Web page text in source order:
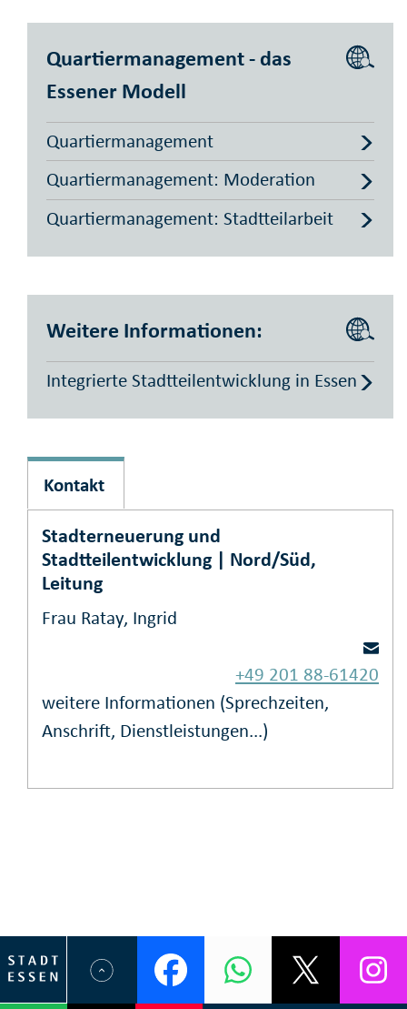
Quartiermanagement - das
Essener Modell
Quartiermanagement
Quartiermanagement: Moderation
Quartiermanagement: Stadtteilarbeit
Weitere Informationen:
Integrierte Stadtteilentwicklung in Essen
Kontakt
Stadterneuerung und
Stadtteilentwicklung | Nord/Süd,
Leitung
Frau Ratay, Ingrid
+49 201 88-61420
weitere Informationen (Sprechzeiten,
Anschrift, Dienstleistungen...)